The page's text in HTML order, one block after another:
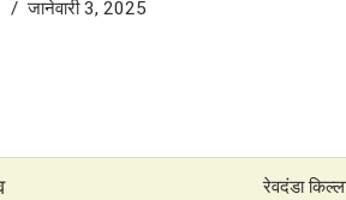
जानेवारी 3, 2025
रेवदंडा